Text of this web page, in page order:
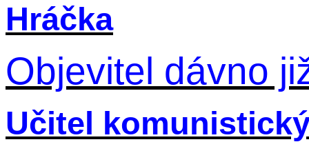
Hráčka
Objevitel dávno
Učitel